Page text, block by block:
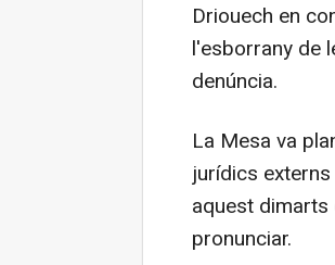
Driouech en
l'esborrany de
denúncia.
La Mesa va
jurídics
aquest dimarts
pronunciar.